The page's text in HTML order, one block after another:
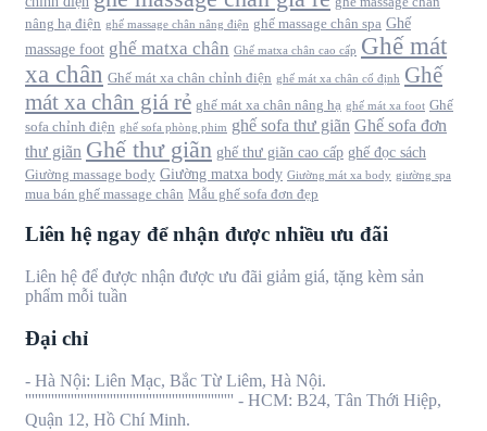
nâng hạ điện ghế massage chân nâng điện ghế massage chân spa Ghế
massage foot ghế matxa chân Ghế matxa chân cao cấp Ghế mát
xa chân Ghế mát xa chân chỉnh điện ghế mát xa chân cố định Ghế
mát xa chân giá rẻ ghế mát xa chân nâng hạ ghế mát xa foot Ghế
sofa chỉnh điện ghế sofa phòng phim ghế sofa thư giãn Ghế sofa đơn
thư giãn Ghế thư giãn ghế thư giãn cao cấp ghế đọc sách
Giường massage body Giường matxa body Giường mát xa body giường spa
mua bán ghế massage chân Mẫu ghế sofa đơn đẹp
Liên hệ ngay để nhận được nhiều ưu đãi
Liên hệ để được nhận được ưu đãi giảm giá, tặng kèm sản
phẩm mỗi tuần
Đại chỉ
- Hà Nội: Liên Mạc, Bắc Từ Liêm, Hà Nội.
'''''''''''''''''''''''''''''''''''''''''''''''''''''''''''''''' - HCM: B24, Tân Thới Hiệp,
Quận 12, Hồ Chí Minh.